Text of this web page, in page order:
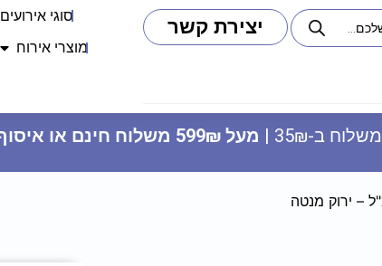
יצירת קשר סוגי אירועים
מוצרי אירוח
משלוח ב-35₪ | מעל 599₪ משלוח חינם או איסוף עצמי